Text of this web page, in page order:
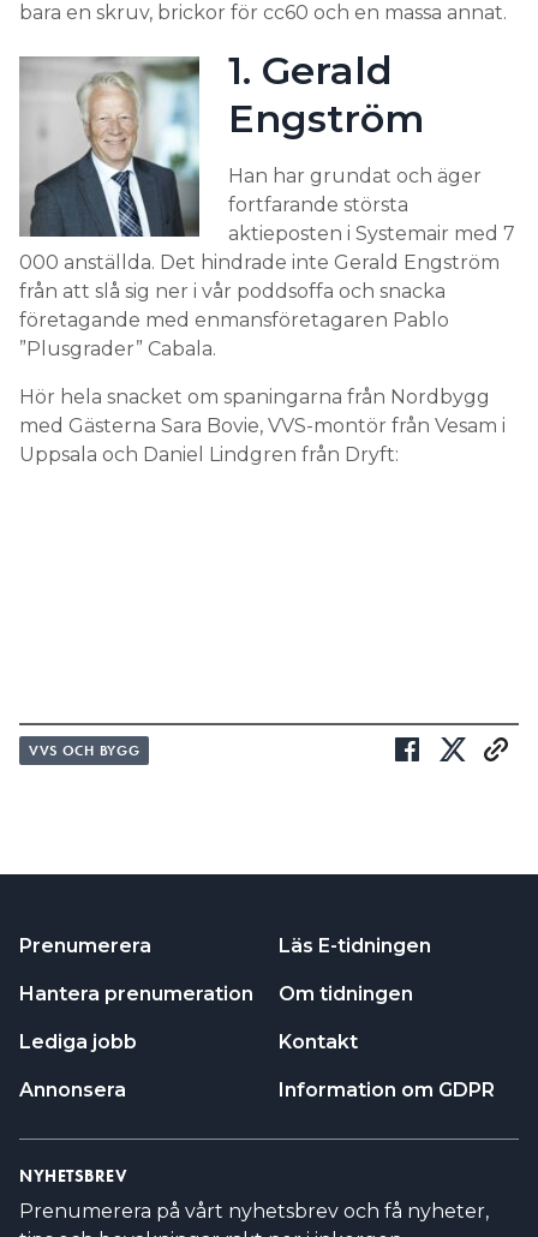
bara en skruv, brickor för cc60 och en massa annat.
1. Gerald
Engström
Han har grundat och äger
fortfarande största
aktieposten i Systemair med 7
000 anställda. Det hindrade inte Gerald Engström
från att slå sig ner i vår poddsoffa och snacka
företagande med enmansföretagaren Pablo
”Plusgrader” Cabala.
Hör hela snacket om spaningarna från Nordbygg
med Gästerna Sara Bovie, VVS-montör från Vesam i
Uppsala och Daniel Lindgren från Dryft:
VVS OCH BYGG
Prenumerera
Hantera prenumeration
Lediga jobb
Annonsera
Läs E-tidningen
Om tidningen
Kontakt
Information om GDPR
NYHETSBREV
Prenumerera på vårt nyhetsbrev och få nyheter,